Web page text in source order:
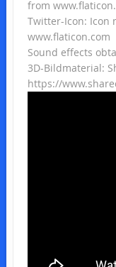
from
Twitter-Icon: Icon
www.flaticon.com
Sound effects
3D-Bildmaterial:
https://